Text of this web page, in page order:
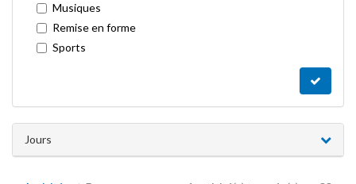
Musiques
Remise en forme
Sports
Jours